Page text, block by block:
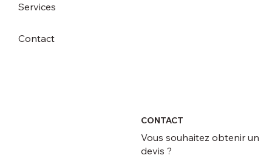
CONTACT
Vous souhaitez obtenir un
devis ?
Services
Contact